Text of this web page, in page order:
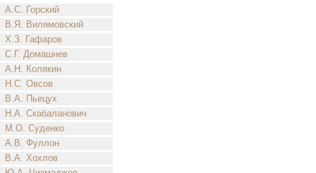
А.С. Горский
В.Я. Вилямовский
Х.З. Гафаров
С.Г. Домашнев
А.Н. Колякин
Н.С. Овсов
В.А. Пьецух
Н.А. Скабаланович
М.О. Суденко
А.В. Фуллон
В.А. Хохлов